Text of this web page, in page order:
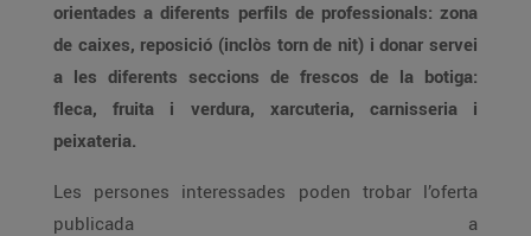
orientades a diferents perfils de professionals: zona
de caixes, reposició (inclòs torn de nit) i donar servei
a les diferents seccions de frescos de la botiga:
fleca, fruita i verdura, xarcuteria, carnisseria i
peixateria.
Les persones interessades poden trobar l’oferta
publicada a